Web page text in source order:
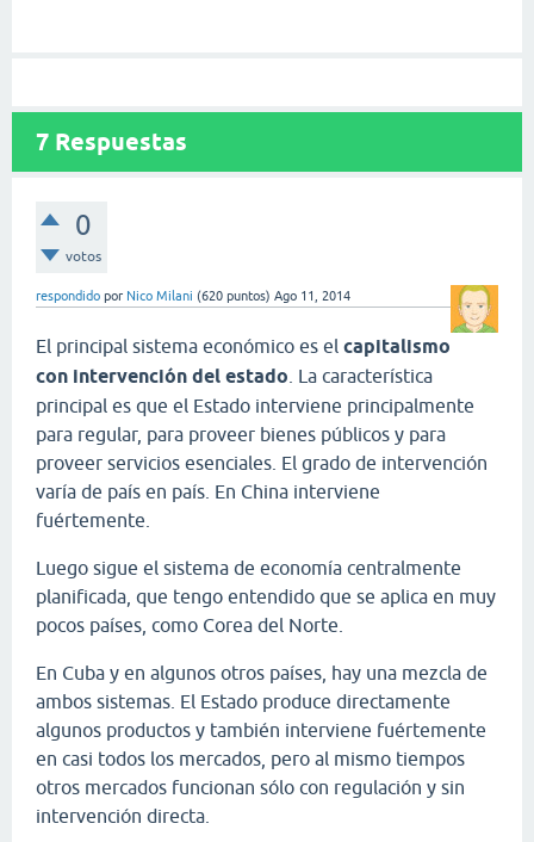
7 Respuestas
0
votos
respondido por Nico Milani (620 puntos) Ago 11, 2014
El principal sistema económico es el capitalismo
con intervención del estado . La característica
principal es que el Estado interviene principalmente
para regular, para proveer bienes públicos y para
proveer servicios esenciales. El grado de intervención
varía de país en país. En China interviene
fuértemente.
Luego sigue el sistema de economía centralmente
planificada, que tengo entendido que se aplica en muy
pocos países, como Corea del Norte.
En Cuba y en algunos otros países, hay una mezcla de
ambos sistemas. El Estado produce directamente
algunos productos y también interviene fuértemente
en casi todos los mercados, pero al mismo tiempos
otros mercados funcionan sólo con regulación y sin
intervención directa.